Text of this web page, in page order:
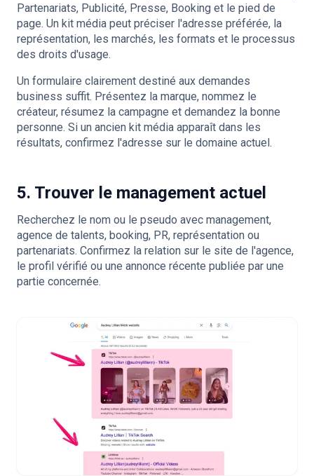
Partenariats, Publicité, Presse, Booking et le pied de
page. Un kit média peut préciser l'adresse préférée, la
représentation, les marchés, les formats et le processus
des droits d'usage.
Un formulaire clairement destiné aux demandes
business suffit. Présentez la marque, nommez le
créateur, résumez la campagne et demandez la bonne
personne. Si un ancien kit média apparaît dans les
résultats, confirmez l'adresse sur le domaine actuel.
5. Trouver le management actuel
Recherchez le nom ou le pseudo avec management,
agence de talents, booking, PR, représentation ou
partenariats. Confirmez la relation sur le site de l'agence,
le profil vérifié ou une annonce récente publiée par une
partie concernée.